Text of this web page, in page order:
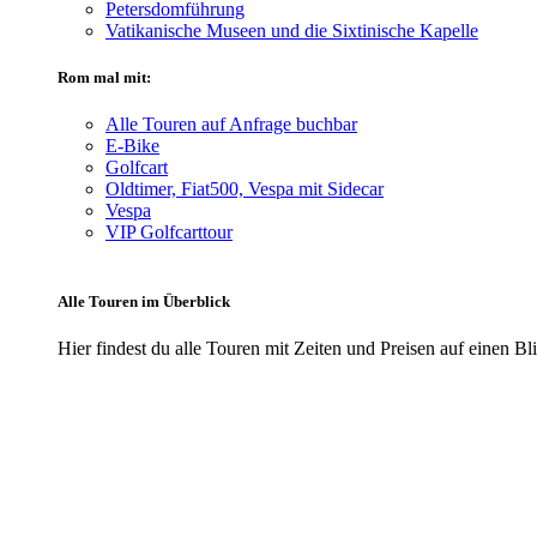
Petersdomführung
Vatikanische Museen und die Sixtinische Kapelle
Rom mal mit:
Alle Touren auf Anfrage buchbar
E-Bike
Golfcart
Oldtimer, Fiat500, Vespa mit Sidecar
Vespa
VIP Golfcarttour
Alle Touren im Überblick
Hier findest du alle Touren mit Zeiten und Preisen auf einen